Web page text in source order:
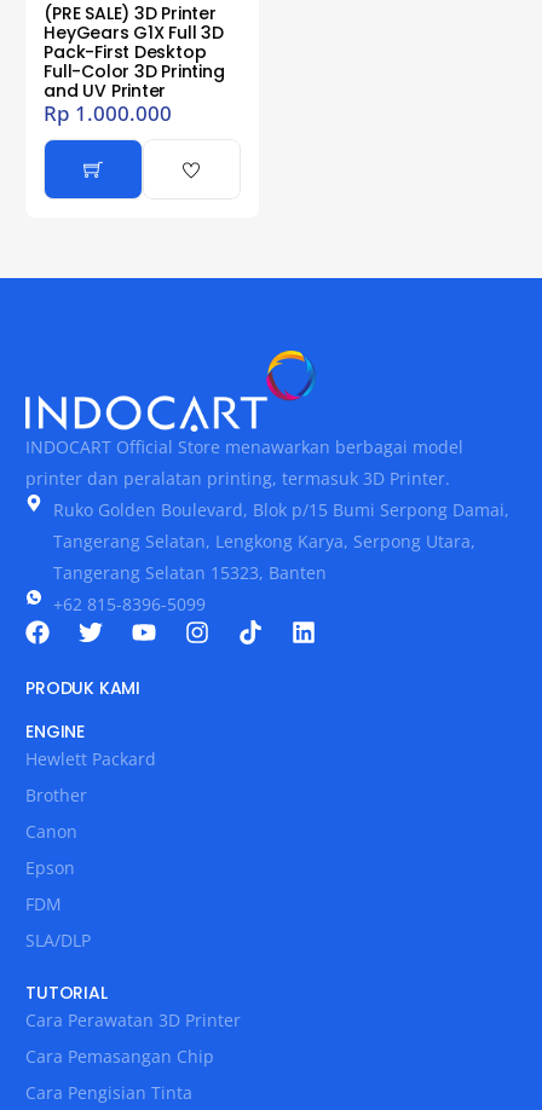
(PRE SALE) 3D Printer
HeyGears G1X Full 3D
Pack-First Desktop
Full-Color 3D Printing
and UV Printer
Rp 1.000.000
INDOCART Official Store menawarkan berbagai model
printer dan peralatan printing, termasuk 3D Printer.
Ruko Golden Boulevard, Blok p/15 Bumi Serpong Damai,
Tangerang Selatan, Lengkong Karya, Serpong Utara,
Tangerang Selatan 15323, Banten
+62 815-8396-5099
PRODUK KAMI
ENGINE
Hewlett Packard
Brother
Canon
Epson
FDM
SLA/DLP
TUTORIAL
Cara Perawatan 3D Printer
Cara Pemasangan Chip
Cara Pengisian Tinta